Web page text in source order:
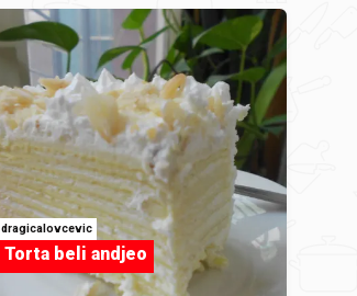
dragicalovcevic
Torta beli andjeo